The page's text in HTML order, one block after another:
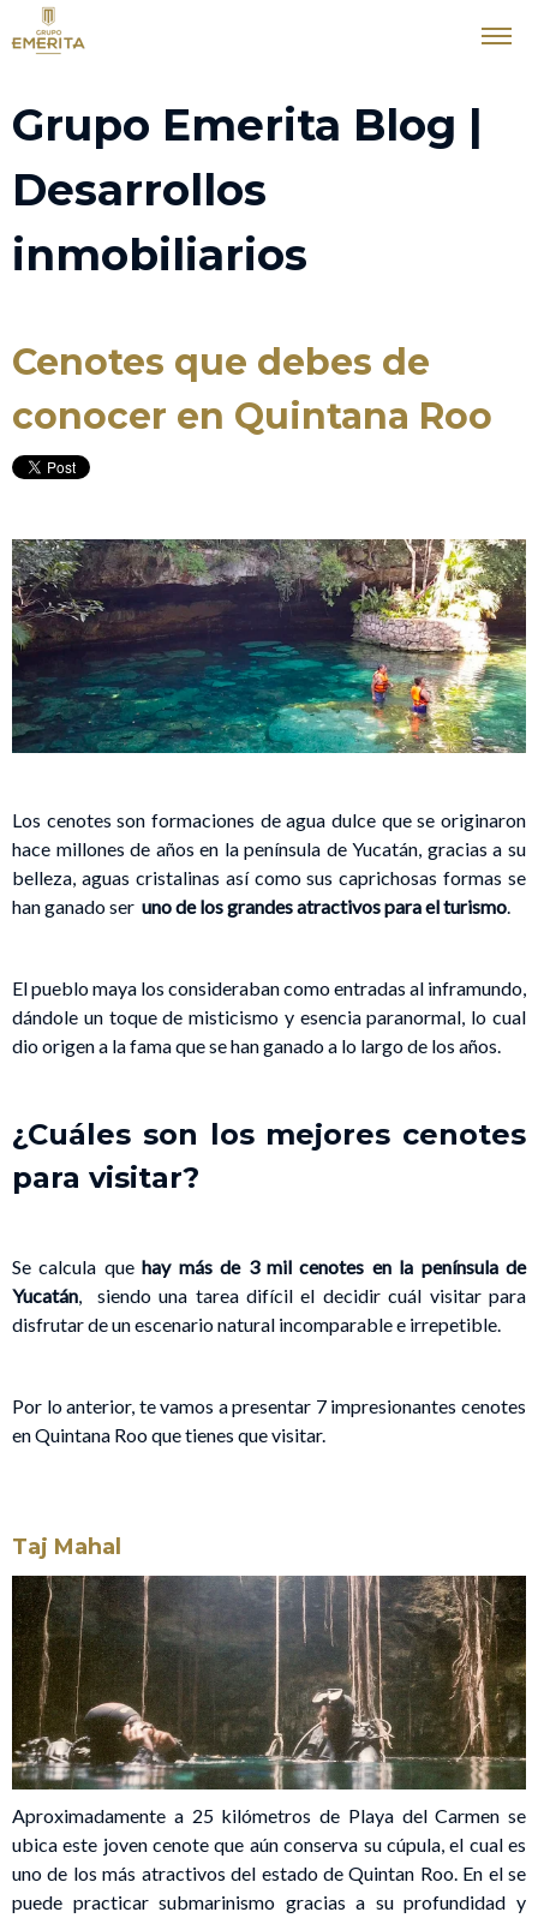
Grupo Emerita Blog |
Desarrollos
inmobiliarios
Cenotes que debes de
conocer en Quintana Roo
Los cenotes son formaciones de agua dulce que se originaron
hace millones de años en la península de Yucatán, gracias a su
belleza, aguas cristalinas así como sus caprichosas formas se
han ganado ser uno de los grandes atractivos para el turismo.
El pueblo maya los consideraban como entradas al inframundo,
dándole un toque de misticismo y esencia paranormal, lo cual
dio origen a la fama que se han ganado a lo largo de los años.
¿Cuáles son los mejores cenotes
para visitar?
Se calcula quehay más de 3 mil cenotes en la península de
Yucatán, siendo una tarea difícil el decidir cuál visitar para
disfrutar de un escenario natural incomparable e irrepetible.
Por lo anterior, te vamos a presentar 7 impresionantes cenotes
en Quintana Roo que tienes que visitar.
Taj Mahal
Aproximadamente a 25 kilómetros de Playa del Carmen se
ubica este joven cenote que aún conserva su cúpula, el cual es
uno de los más atractivos del estado de Quintan Roo. En el se
puede practicar submarinismo gracias a su profundidad y